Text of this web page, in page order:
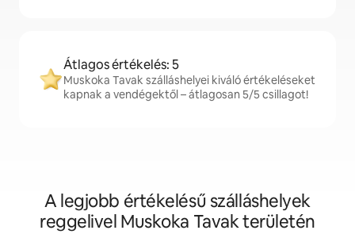
Átlagos értékelés: 5
Muskoka Tavak szálláshelyei kiváló értékeléseket
kapnak a vendégektől – átlagosan 5/5 csillagot!
A legjobb értékelésű szálláshelyek
reggelivel Muskoka Tavak területén